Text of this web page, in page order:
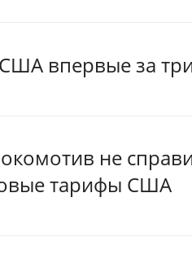
впервые за
не
тарифы США